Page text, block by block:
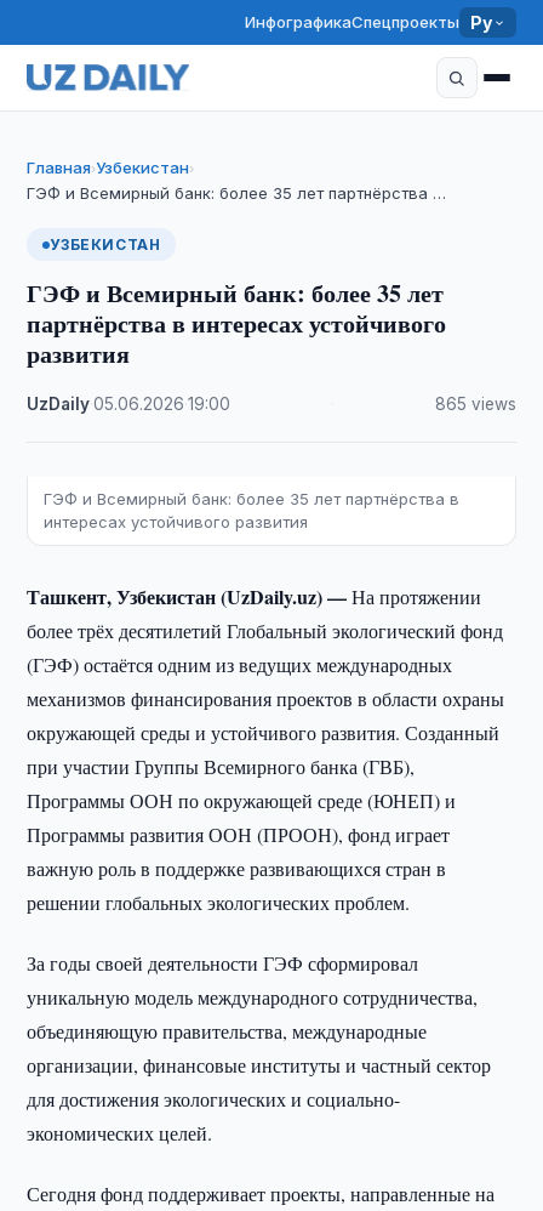
ИнфографикаСпецпроекты Ру
Главная›Узбекистан›
ГЭФ и Всемирный банк: более 35 лет партнёрства …
УЗБЕКИСТАН
ГЭФ и Всемирный банк: более 35 лет
партнёрства в интересах устойчивого
развития
UzDaily·05.06.2026 ·19:00 865 views
ГЭФ и Всемирный банк: более 35 лет партнёрства в
интересах устойчивого развития
Ташкент, Узбекистан (UzDaily.uz) —На протяжении
более трёх десятилетий Глобальный экологический фонд
(ГЭФ) остаётся одним из ведущих международных
механизмов финансирования проектов в области охраны
окружающей среды и устойчивого развития. Созданный
при участии Группы Всемирного банка (ГВБ),
Программы ООН по окружающей среде (ЮНЕП) и
Программы развития ООН (ПРООН), фонд играет
важную роль в поддержке развивающихся стран в
решении глобальных экологических проблем.
За годы своей деятельности ГЭФ сформировал
уникальную модель международного сотрудничества,
объединяющую правительства, международные
организации, финансовые институты и частный сектор
для достижения экологических и социально-
экономических целей.
Сегодня фонд поддерживает проекты, направленные на